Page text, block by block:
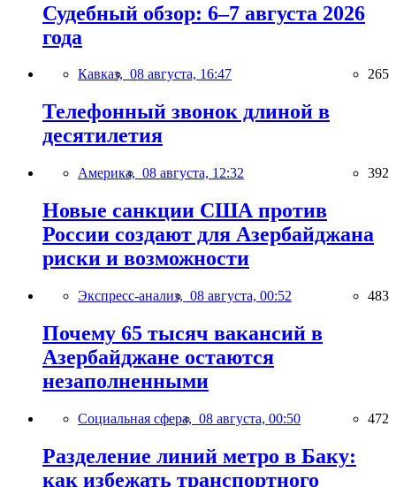
Судебный обзор: 6–7 августа 2026
года
Кавказ, 08 августа, 16:47 265
Телефонный звонок длиной в
десятилетия
Америка, 08 августа, 12:32 392
Новые санкции США против
России создают для Азербайджана
риски и возможности
Экспресс-анализ, 08 августа, 00:52 483
Почему 65 тысяч вакансий в
Азербайджане остаются
незаполненными
Социальная сфера, 08 августа, 00:50 472
Разделение линий метро в Баку:
как избежать транспортного